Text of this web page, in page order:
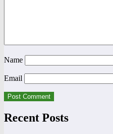
Name
Email
Recent Posts